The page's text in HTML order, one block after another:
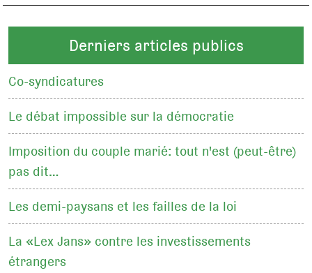
Derniers articles publics
Co-syndicatures
Le débat impossible sur la démocratie
Imposition du couple marié: tout n'est (peut-être)
pas dit…
Les demi-paysans et les failles de la loi
La «Lex Jans» contre les investissements
étrangers